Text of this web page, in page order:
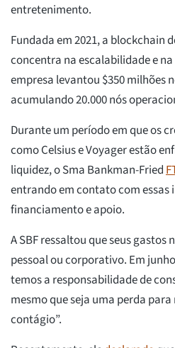
entretenimento.
Fundada em 2021, a blockchain
concentra na escalabilidade e
empresa levantou $350 milhões
acumulando 20.000 nós
Durante um período em que os
como Celsius e Voyager estão
liquidez, o Sma Bankman-Fried
entrando em contato com
financiamento e apoio.
A SBF ressaltou que seus gastos
pessoal ou corporativo. Em
temos a responsabilidade de
mesmo que seja uma perda
contágio”.